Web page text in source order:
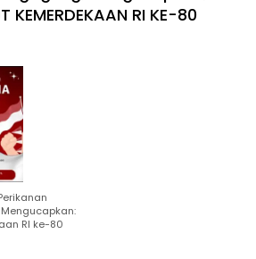
KEMERDEKAAN RI KE-80
RI ke-80